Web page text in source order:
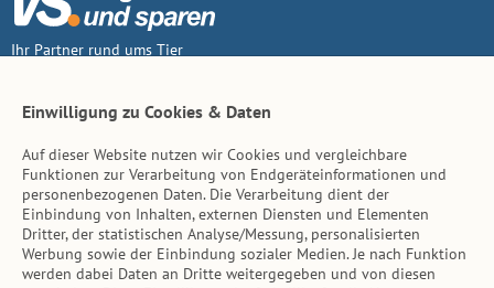
Ihr Partner rund ums Tier
Inhalt
Tierarzt-Suche
Hinweise
Einwilligung zu Cookies & Daten
Auf dieser Website nutzen wir Cookies und vergleichbare
Funktionen zur Verarbeitung von Endgeräteinformationen und
personenbezogenen Daten. Die Verarbeitung dient der
Einbindung von Inhalten, externen Diensten und Elementen
Dritter, der statistischen Analyse/Messung, personalisierten
Werbung sowie der Einbindung sozialer Medien. Je nach Funktion
werden dabei Daten an Dritte weitergegeben und von diesen